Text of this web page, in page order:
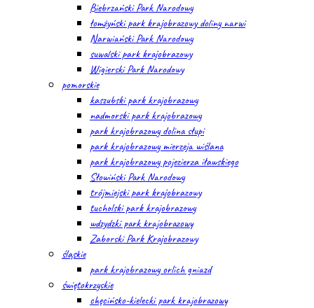
Biebrzański Park Narodowy
łomżyński park krajobrazowy doliny narwi
Narwiański Park Narodowy
suwalski park krajobrazowy
Wigierski Park Narodowy
pomorskie
kaszubski park krajobrazowy
nadmorski park krajobrazowy
park krajobrazowy dolina słupi
park krajobrazowy mierzeja wiślana
park krajobrazowy pojezierza iławskiego
Słowiński Park Narodowy
trójmiejski park krajobrazowy
tucholski park krajobrazowy
wdzydzki park krajobrazowy
Zaborski Park Krajobrazowy
śląskie
park krajobrazowy orlich gniazd
świętokrzyskie
chęcińsko-kielecki park krajobrazowy